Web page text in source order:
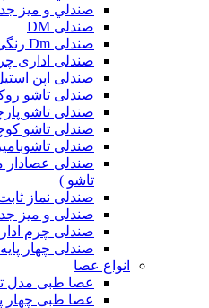
صندلي و ميز
صندلی DM
صندلی Dm رنگی
صندلی اداری
صندلی اپن
صندلی تاشو
صندلی تاشو
صندلی تاشو
صندلی
صندلی عصادار
تاشو )
صندلی نماز
صندلی و میز
صندلی چرم
صندلی چهار پایه
انواع عصا
عصا طبی مدل
عصا طبی چهار